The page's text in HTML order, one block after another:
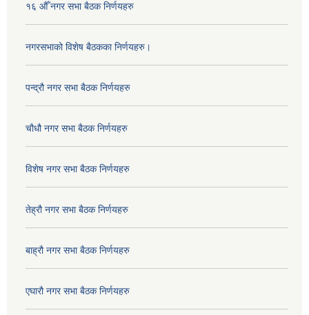
१६ औँ नगर सभा बैठक निर्णयहरु
नगरसभाको विशेष बैठकका निर्णयहरु।
पन्द्रौ नगर सभा बैठक निर्णयहरु
चौधौ नगर सभा बैठक निर्णयहरु
विशेष नगर सभा बैठक निर्णयहरु
तेह्रौ नगर सभा बैठक निर्णयहरु
बाह्रौ नगर सभा बैठक निर्णयहरु
एघारौ नगर सभा बैठक निर्णयहरु